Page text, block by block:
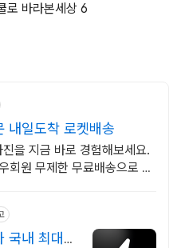
로 바라본세상 6
내일도착 로켓배송
을 지금 바로 경험해보세요.
회원 무제한 무료배송으로 안
국내 최대